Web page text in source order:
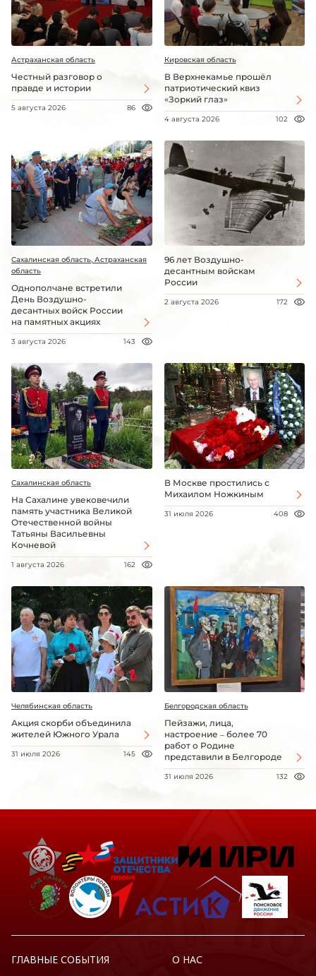
Астраханская область
Честный разговор о
правде и истории
5 августа 2026 86
Кировская область
В Верхнекамье прошёл
патриотический квиз
«Зоркий глаз»
4 августа 2026 102
Сахалинская область, Астраханская
область
Однополчане встретили
День Воздушно-
десантных войск России
на памятных акциях
3 августа 2026 143
96 лет Воздушно-
десантным войскам
России
2 августа 2026 172
Сахалинская область
На Сахалине увековечили
память участника Великой
Отечественной войны
Татьяны Васильевны
Кочневой
1 августа 2026 162
В Москве простились с
Михаилом Ножкиным
31 июля 2026 408
Челябинская область
Акция скорби объединила
жителей Южного Урала
31 июля 2026 145
Белгородская область
Пейзажи, лица,
настроение – более 70
работ о Родине
представили в Белгороде
31 июля 2026 132
ГЛАВНЫЕ СОБЫТИЯ О НАС